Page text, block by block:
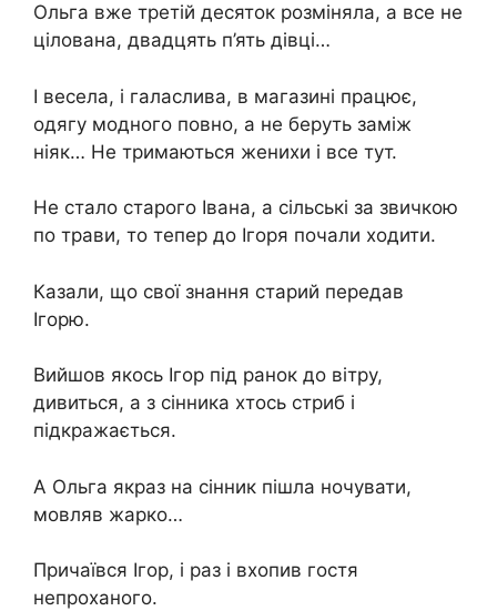
Ольга вже третій десяток розміняла, а все не
цілована, двадцять п’ять дівці…
І весела, і галаслива, в магазині працює,
одягу модного повно, а не беруть заміж
ніяк… Не тримаються женихи і все тут.
Не стало старого Івана, а сільські за звичкою
по трави, то тепер до Ігоря почали ходити.
Казали, що свої знання старий передав
Ігорю.
Вийшов якось Ігор під ранок до вітру,
дивиться, а з сінника хтось стриб і
підкражається.
А Ольга якраз на сінник пішла ночувати,
мовляв жарко…
Причаївся Ігор, і раз і вхопив гостя
непроханого.